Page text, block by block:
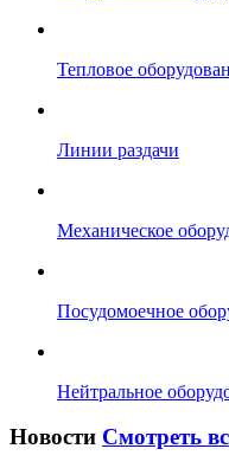
Тепловое
Линии раздачи
Механическое
Посудомоечное
Нейтральное
Новости Смотреть